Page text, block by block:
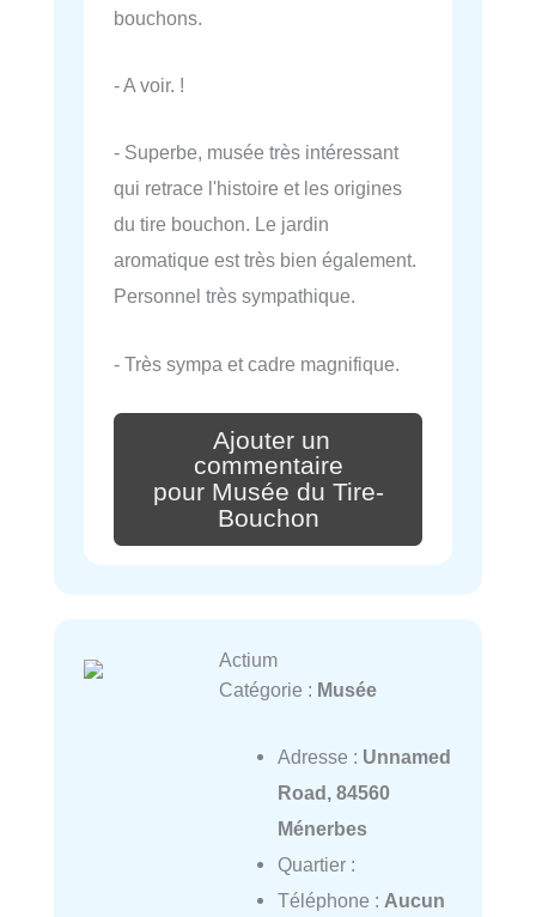
bouchons.
- A voir. !
- Superbe, musée très intéressant
qui retrace l'histoire et les origines
du tire bouchon. Le jardin
aromatique est très bien également.
Personnel très sympathique.
- Très sympa et cadre magnifique.
Ajouter un
commentaire
pour Musée du Tire-
Bouchon
Actium
Catégorie : Musée
Adresse : Unnamed
Road, 84560
Ménerbes
Quartier :
Téléphone : Aucun